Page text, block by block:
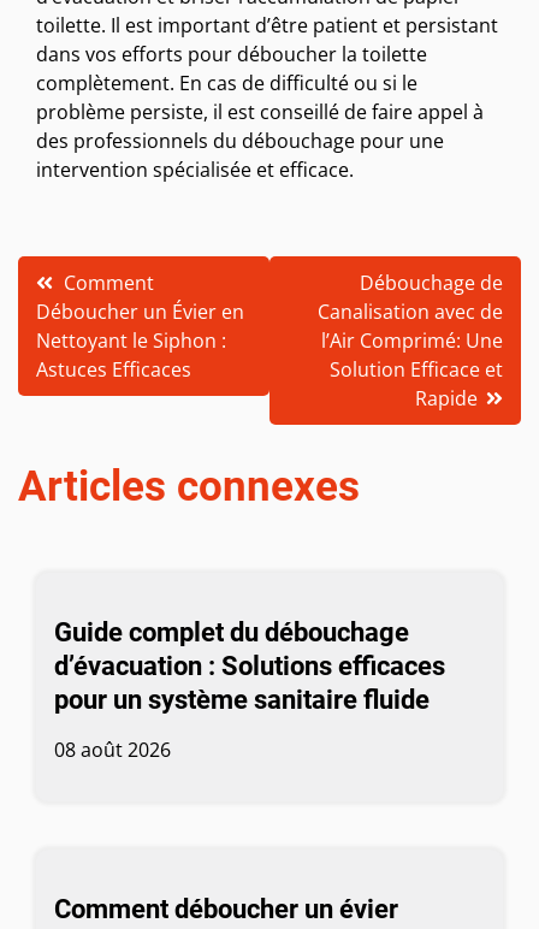
toilette. Il est important d’être patient et persistant
dans vos efforts pour déboucher la toilette
complètement. En cas de difficulté ou si le
problème persiste, il est conseillé de faire appel à
des professionnels du débouchage pour une
intervention spécialisée et efficace.
Navigation
de
l’article
Comment
Déboucher un Évier en
Nettoyant le Siphon :
Astuces Efficaces
Débouchage de
Canalisation avec de
l’Air Comprimé: Une
Solution Efficace et
Rapide
Articles connexes
Guide complet du débouchage
d’évacuation : Solutions efficaces
pour un système sanitaire fluide
08 août 2026
Comment déboucher un évier